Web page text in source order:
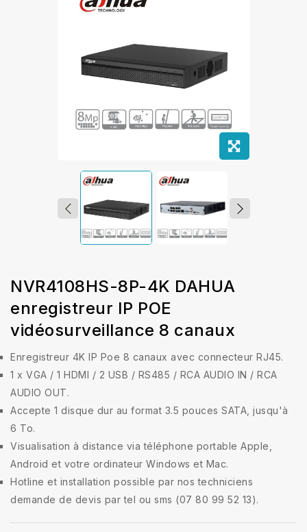
NVR4108HS-8P-4K DAHUA
enregistreur IP POE
vidéosurveillance 8 canaux
Enregistreur 4K IP Poe 8 canaux avec connecteur RJ45.
1 x VGA / 1 HDMI / 2 USB / RS485 / RCA AUDIO IN / RCA
AUDIO OUT.
Accepte 1 disque dur au format 3.5 pouces SATA, jusqu'à
6 To.
Visualisation à distance via téléphone portable Apple,
Android et votre ordinateur Windows et Mac.
Hotline et installation possible par nos techniciens
demande de devis par tel ou sms (07 80 99 52 13).